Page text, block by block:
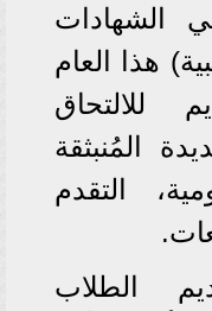
الشهادات
هذا العام
للالتحاق
المُنبثقة
التقدم
الطلاب